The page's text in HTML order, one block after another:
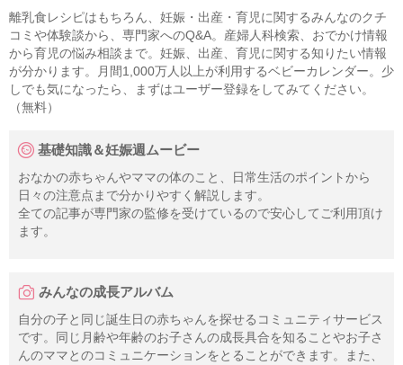
離乳食レシピはもちろん、妊娠・出産・育児に関するみんなのクチ
コミや体験談から、専門家へのQ&A。産婦人科検索、おでかけ情報
から育児の悩み相談まで。妊娠、出産、育児に関する知りたい情報
が分かります。月間1,000万人以上が利用するベビーカレンダー。少
しでも気になったら、まずはユーザー登録をしてみてください。
（無料）
基礎知識＆妊娠週ムービー
おなかの赤ちゃんやママの体のこと、日常生活のポイントから
日々の注意点まで分かりやすく解説します。
全ての記事が専門家の監修を受けているので安心してご利用頂け
ます。
みんなの成長アルバム
自分の子と同じ誕生日の赤ちゃんを探せるコミュニティサービス
です。同じ月齢や年齢のお子さんの成長具合を知ることやお子さ
んのママとのコミュニケーションをとることができます。また、